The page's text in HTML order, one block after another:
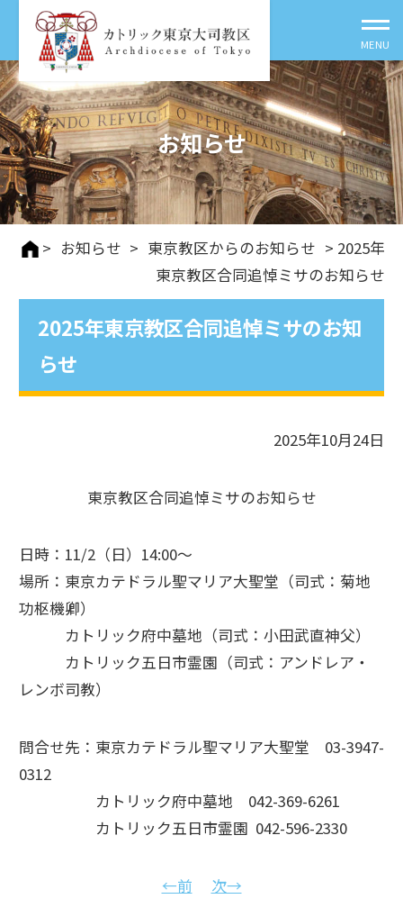
お知らせ
> お知らせ > 東京教区からのお知らせ > 2025年
東京教区合同追悼ミサのお知らせ
2025年東京教区合同追悼ミサのお知
らせ
2025年10月24日
東京教区合同追悼ミサのお知らせ
日時：11/2（日）14:00～
場所：東京カテドラル聖マリア大聖堂（司式：菊地
功枢機卿）
カトリック府中墓地（司式：小田武直神父）
カトリック五日市霊園（司式：アンドレア・
レンボ司教）
問合せ先：東京カテドラル聖マリア大聖堂 03-3947-
0312
カトリック府中墓地 042-369-6261
カトリック五日市霊園 042-596-2330
←前 次→